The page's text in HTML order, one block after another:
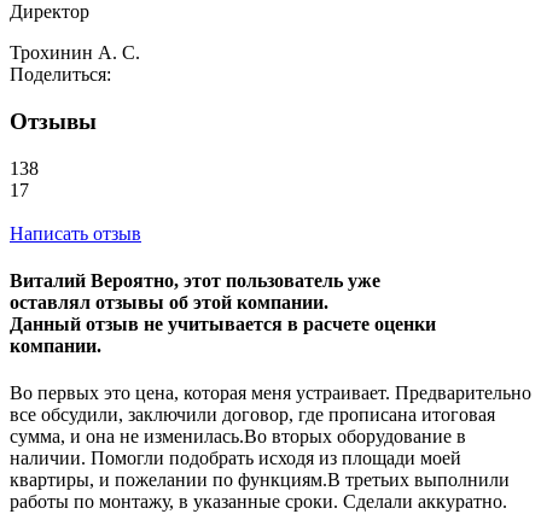
Директор
Трохинин А. С.
Поделиться:
Отзывы
138
17
Написать отзыв
Виталий Вероятно, этот пользователь уже
оставлял отзывы об этой компании.
Данный отзыв не учитывается в расчете оценки
компании.
Во первых это цена, которая меня устраивает. Предварительно
все обсудили, заключили договор, где прописана итоговая
сумма, и она не изменилась.Во вторых оборудование в
наличии. Помогли подобрать исходя из площади моей
квартиры, и пожелании по функциям.В третьих выполнили
работы по монтажу, в указанные сроки. Сделали аккуратно.